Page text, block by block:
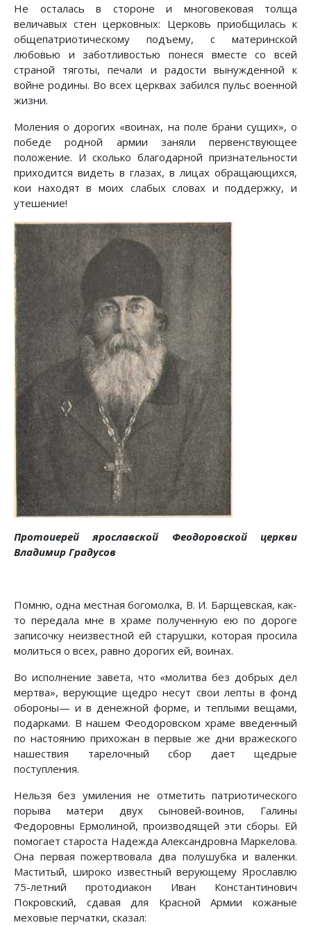
Не осталась в стороне и многовековая толща
величавых стен церковных: Церковь приобщилась к
общепатриотическому подъему, с материнской
любовью и заботливостью понеся вместе со всей
страной тяготы, печали и радости вынужденной к
войне родины. Во всех церквах забился пульс военной
жизни.
Моления о дорогих «воинах, на поле брани сущих», о
победе родной армии заняли первенствующее
положение. И сколько благодарной признательности
приходится видеть в глазах, в лицах обращающихся,
кои находят в моих слабых словах и поддержку, и
утешение!
Протоиерей ярославской Феодоровской церкви
Владимир Градусов
Помню, одна местная богомолка, В. И. Барщевская, как-
то передала мне в храме полученную ею по дороге
записочку неизвестной ей старушки, которая просила
молиться о всех, равно дорогих ей, воинах.
Во исполнение завета, что «молитва без добрых дел
мертва», верующие щедро несут свои лепты в фонд
обороны— и в денежной форме, и теплыми вещами,
подарками. В нашем Феодоровском храме введенный
по настоянию прихожан в первые же дни вражеского
нашествия тарелочный сбор дает щедрые
поступления.
Нельзя без умиления не отметить патриотического
порыва матери двух сыновей-воинов, Галины
Федоровны Ермолиной, производящей эти сборы. Ей
помогает староста Надежда Александровна Маркелова.
Она первая пожертвовала два полушубка и валенки.
Маститый, широко известный верующему Ярославлю
75-летний протодиакон Иван Константинович
Покровский, сдавая для Красной Армии кожаные
меховые перчатки, сказал: